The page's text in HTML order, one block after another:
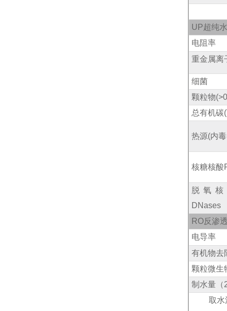
UP超纯
电阻率
重金属离
细菌
颗粒物
总有机碳
热源(内
核糖核酸
脱氧
DNases
RO反渗
电导率
有机物去
颗粒微生
制水量（
取水